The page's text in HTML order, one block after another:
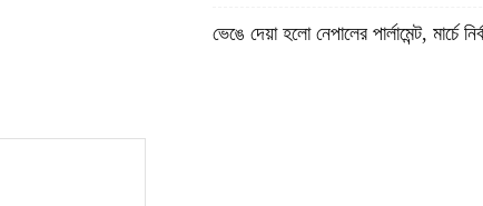
ভেঙে দেয়া হলো নেপালের পার্লামেন্ট, মার্চে